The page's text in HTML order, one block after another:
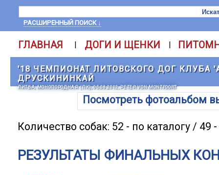
РАСШИРЕННЫЙ ПОИСК ↓
ГЛАВНАЯ | ДОГИ И ЩЕНКИ |
'18 ЧЕМПИОНАТ ЛИТОВСКОГО ДОГ КЛУБА
ДРУСКИНИНКАЙ
ЛИТВА, МОНОПОРОДНАЯ (ПК), 05.08.2012, PETER VON MONTFOORT
Посмотреть фотоальбом
Количество собак: 52 - по каталогу / 49
РЕЗУЛЬТАТЫ ФИНАЛЬНЫХ